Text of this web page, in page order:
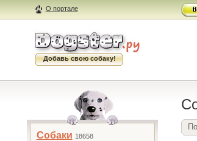
О портале
Добавь свою собаку!
Собаки 18658